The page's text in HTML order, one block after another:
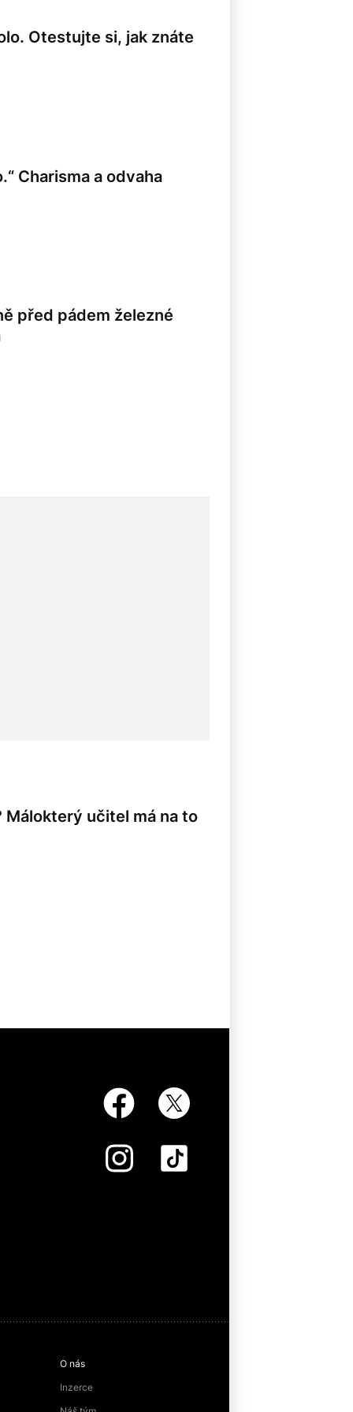
Otestujte si, jak znáte
Charisma a odvaha
před pádem železné
učitel má na to
O nás
Inzerce